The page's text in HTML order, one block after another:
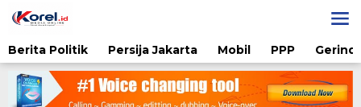
ke
Berita Politik
Persija Jakarta Mobil PPP